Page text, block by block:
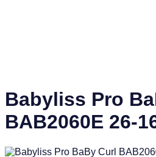
Babyliss Pro
BAB2060E 26-